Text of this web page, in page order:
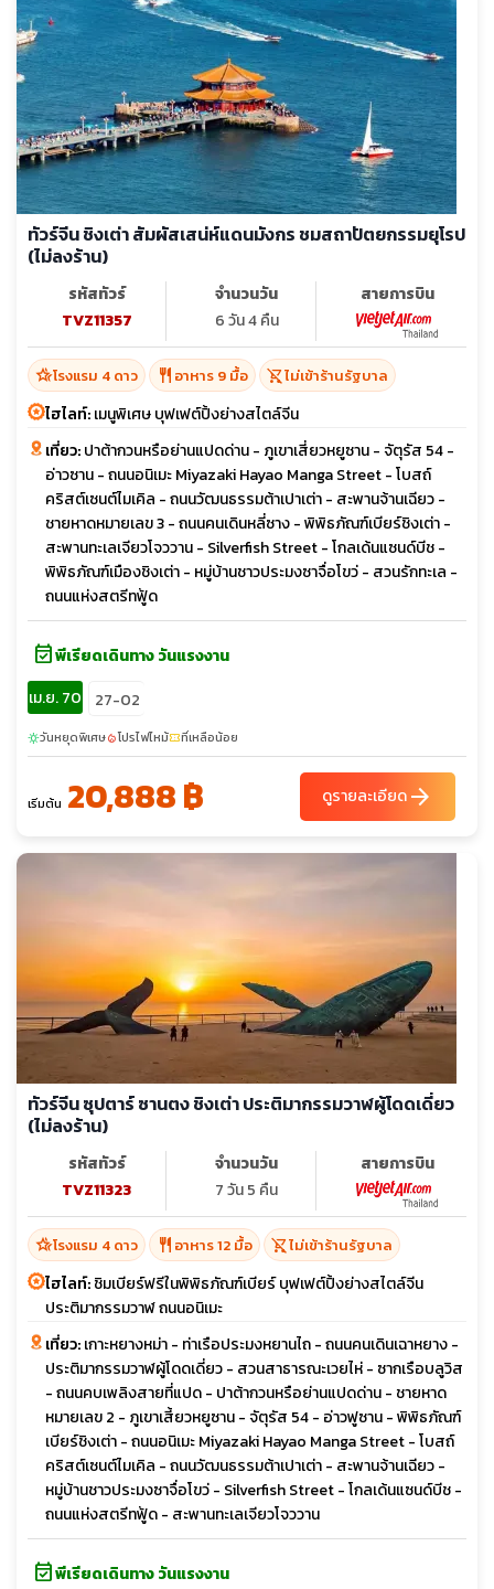
ทัวร์จีน ชิงเต่า สัมผัสเสน่ห์แดนมังกร ชมสถาปัตยกรรมยุโรป
(ไม่ลงร้าน)
รหัสทัวร์
TVZ11357
จำนวนวัน
6 วัน 4 คืน
สายการบิน
hotel_classโรงแรม 4 ดาว restaurant อาหาร 9 มื้อ shopping_cart_offไม่เข้าร้านรัฐบาล
ไฮไลท์:เมนูพิเศษ บุฟเฟต์ปิ้งย่างสไตล์จีน
เที่ยว:ปาต้ากวนหรือย่านแปดด่าน - ภูเขาเสี่ยวหยูซาน - จัตุรัส 54 -
อ่าวซาน - ถนนอนิเมะ Miyazaki Hayao Manga Street - โบสถ์
คริสต์เซนต์ไมเคิล - ถนนวัฒนธรรมต้าเปาเต่า - สะพานจ้านเฉียว -
ชายหาดหมายเลข 3 - ถนนคนเดินหลี่ซาง - พิพิธภัณฑ์เบียร์ชิงเต่า -
สะพานทะเลเจียวโจววาน - Silverfish Street - โกลเด้นแซนด์บีช -
พิพิธภัณฑ์เมืองชิงเต่า - หมู่บ้านชาวประมงซาจื่อโขว่ - สวนรักทะเล -
ถนนแห่งสตรีทฟู้ด
event_availableพีเรียดเดินทาง วันแรงงาน
เม.ย. 70
27-02
sunnyวันหยุดพิเศษlocal_fire_departmentโปรไฟไหม้confirmation_numberที่เหลือน้อย
เริ่มต้น 20,888 ฿ ดูรายละเอียดarrow_forward
ทัวร์จีน ซุปตาร์ ซานตง ชิงเต่า ประติมากรรมวาฬผู้โดดเดี่ยว
(ไม่ลงร้าน)
รหัสทัวร์
TVZ11323
จำนวนวัน
7 วัน 5 คืน
สายการบิน
hotel_classโรงแรม 4 ดาว restaurant อาหาร 12 มื้อ shopping_cart_offไม่เข้าร้านรัฐบาล
ไฮไลท์:ชิมเบียร์ฟรีในพิพิธภัณฑ์เบียร์ บุฟเฟต์ปิ้งย่างสไตล์จีน
ประติมากรรมวาฬ ถนนอนิเมะ
เที่ยว:เกาะหยางหม่า - ท่าเรือประมงหยานไถ - ถนนคนเดินเฉาหยาง -
ประติมากรรมวาฬผู้โดดเดี่ยว - สวนสาธารณะเวยไห่ - ซากเรือบลูวิส
- ถนนคบเพลิงสายที่แปด - ปาต้ากวนหรือย่านแปดด่าน - ชายหาด
หมายเลข 2 - ภูเขาเสี้ยวหยูซาน - จัตุรัส 54 - อ่าวฟูซาน - พิพิธภัณฑ์
เบียร์ชิงเต่า - ถนนอนิเมะ Miyazaki Hayao Manga Street - โบสถ์
คริสต์เซนต์ไมเคิล - ถนนวัฒนธรรมต้าเปาเต่า - สะพานจ้านเฉียว -
หมู่บ้านชาวประมงซาจื่อโขว่ - Silverfish Street - โกลเด้นแซนด์บีช -
ถนนแห่งสตรีทฟู้ด - สะพานทะเลเจียวโจววาน
event_availableพีเรียดเดินทาง วันแรงงาน